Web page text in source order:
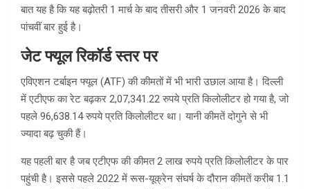
बात यह है कि यह बढ़ोतरी 1 मार्च के बाद तीसरी और 1 जनवरी 2026 के बाद
पांचवीं बार हुई है।
जेट फ्यूल रिकॉर्ड स्तर पर
एविएशन टर्बाइन फ्यूल (ATF) की कीमतों में भी भारी उछाल आया है। दिल्ली
में एटीएफ का रेट बढ़कर 2,07,341.22 रुपये प्रति किलोलीटर हो गया है, जो
पहले 96,638.14 रुपये प्रति किलोलीटर था। यानी कीमतें दोगुने से भी
ज्यादा बढ़ चुकी हैं।
यह पहली बार है जब एटीएफ की कीमत 2 लाख रुपये प्रति किलोलीटर के पार
पहुंची है। इससे पहले 2022 में रूस-यूक्रेन संघर्ष के दौरान कीमतें करीब 1.1